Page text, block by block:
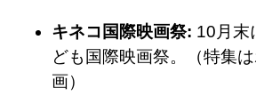
キネコ国際映画祭: 10月末
ども国際映画祭。（特集
画）